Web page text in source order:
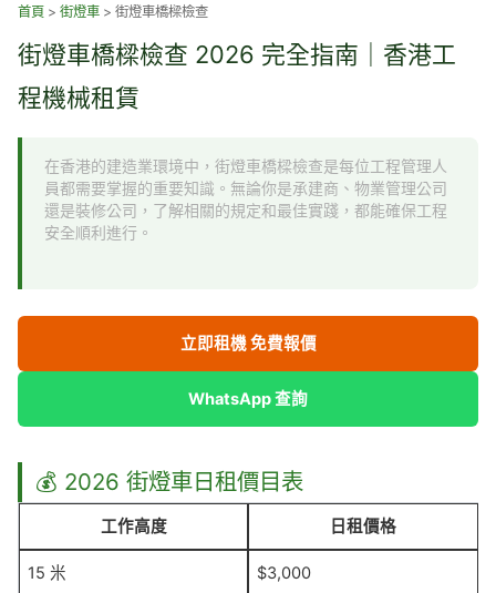
首頁 > 街燈車 > 街燈車橋樑檢查
街燈車橋樑檢查 2026 完全指南｜香港工
程機械租賃
在香港的建造業環境中，街燈車橋樑檢查是每位工程管理人
員都需要掌握的重要知識。無論你是承建商、物業管理公司
還是裝修公司，了解相關的規定和最佳實踐，都能確保工程
安全順利進行。
立即租機 免費報價
WhatsApp 查詢
💰 2026 街燈車日租價目表
工作高度 日租價格
15 米 $3,000